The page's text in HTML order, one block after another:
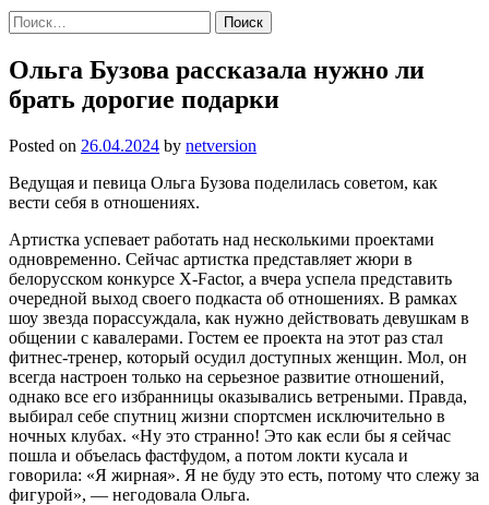
Найти:
Ольга Бузова рассказала нужно ли
брать дорогие подарки
Posted on 26.04.2024 by netversion
Ведущая и певица Ольга Бузова поделилась советом, как
вести себя в отношениях.
Артистка успевает работать над несколькими проектами
одновременно. Сейчас артистка представляет жюри в
белорусском конкурсе X-Factor, а вчера успела представить
очередной выход своего подкаста об отношениях. В рамках
шоу звезда порассуждала, как нужно действовать девушкам в
общении с кавалерами. Гостем ее проекта на этот раз стал
фитнес-тренер, который осудил доступных женщин. Мол, он
всегда настроен только на серьезное развитие отношений,
однако все его избранницы оказывались ветреными. Правда,
выбирал себе спутниц жизни спортсмен исключительно в
ночных клубах. «Ну это странно! Это как если бы я сейчас
пошла и объелась фастфудом, а потом локти кусала и
говорила: «Я жирная». Я не буду это есть, потому что слежу за
фигурой», — негодовала Ольга.